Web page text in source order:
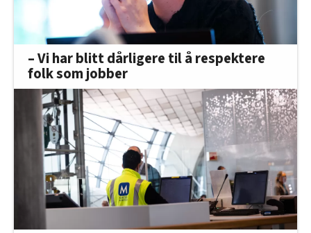
– Vi har blitt dårligere til å respektere
folk som jobber